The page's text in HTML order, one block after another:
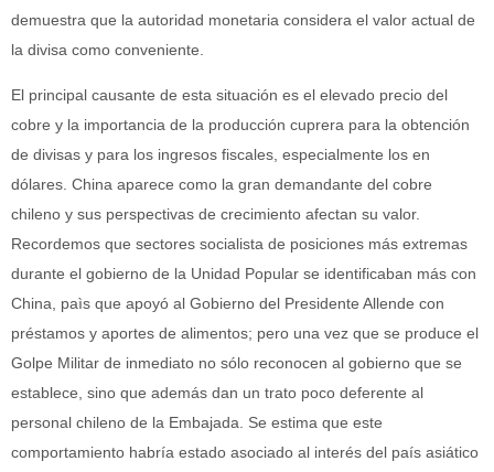
demuestra que la autoridad monetaria considera el valor actual de
la divisa como conveniente.
El principal causante de esta situación es el elevado precio del
cobre y la importancia de la producción cuprera para la obtención
de divisas y para los ingresos fiscales, especialmente los en
dólares. China aparece como la gran demandante del cobre
chileno y sus perspectivas de crecimiento afectan su valor.
Recordemos que sectores socialista de posiciones más extremas
durante el gobierno de la Unidad Popular se identificaban más con
China, paìs que apoyó al Gobierno del Presidente Allende con
préstamos y aportes de alimentos; pero una vez que se produce el
Golpe Militar de inmediato no sólo reconocen al gobierno que se
establece, sino que además dan un trato poco deferente al
personal chileno de la Embajada. Se estima que este
comportamiento habría estado asociado al interés del país asiático